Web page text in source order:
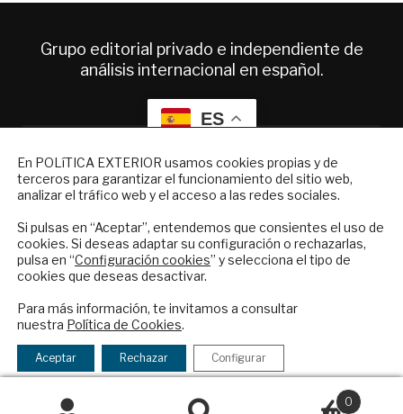
Grupo editorial privado e independiente de
análisis internacional en español.
ES
Quiénes somos
Suscripciones
Preguntas frecuentes
Condiciones generales de contratación
Publicidad
Contacto
Política Exterior
Informe Semanal de Política Exterior
Afkar/Ideas
0
En POLíTICA EXTERIOR usamos cookies propias y de
terceros para garantizar el funcionamiento del sitio web,
analizar el tráfico web y el acceso a las redes sociales.
Si pulsas en “Aceptar”, entendemos que consientes el uso de
cookies. Si deseas adaptar su configuración o rechazarlas,
pulsa en “Configuración cookies” y selecciona el tipo de
cookies que deseas desactivar.
Para más información, te invitamos a consultar
nuestra Política de Cookies.
Aceptar Rechazar Configurar
NEWSLETTER
Suscríbase a nuestro boletín electrónico y
reciba en su correo el mejor análisis
internacional en español.
Checkbox
acepto
la
política
política de privacidad